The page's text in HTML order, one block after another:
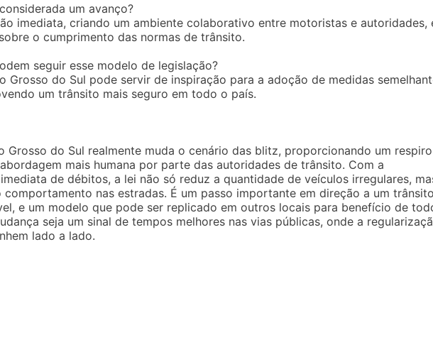
um avanço?
imediata, criando um ambiente colaborativo entre motoristas e autoridades,
o cumprimento das normas de trânsito.
seguir esse modelo de legislação?
Grosso do Sul pode servir de inspiração para a adoção de medidas
um trânsito mais seguro em todo o país.
Grosso do Sul realmente muda o cenário das blitz, proporcionando um respiro
mais humana por parte das autoridades de trânsito. Com a
de débitos, a lei não só reduz a quantidade de veículos irregulares,
nas estradas. É um passo importante em direção a um
e um modelo que pode ser replicado em outros locais para benefício de
seja um sinal de tempos melhores nas vias públicas, onde a
lado a lado.